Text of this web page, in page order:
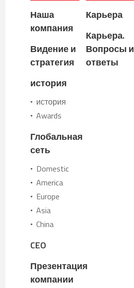
Наша
компания
Видение и
стратегия
история
• история
• Awards
Глобальная
сеть
• Domestic
• America
• Europe
• Asia
• China
CEO
Презентация
компании
Карьера
Карьера.
Вопросы и
ответы